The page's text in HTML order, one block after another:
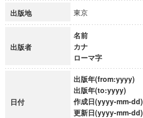
出版地 東京
出版者
名前
カナ
ローマ字
日付
出版年(from:yyyy)
出版年(to:yyyy)
作成日(yyyy-mm-dd)
更新日(yyyy-mm-dd)